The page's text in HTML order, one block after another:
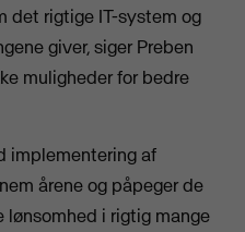
det rigtige IT-system og
giver, siger Preben
muligheder for bedre
implementering af
årene og påpeger de
lønsomhed i rigtig mange